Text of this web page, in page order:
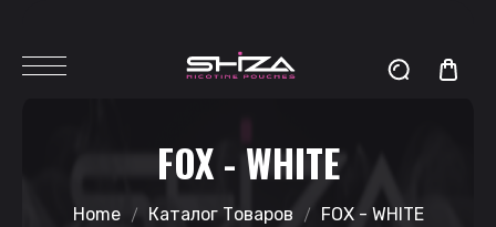
FOX - WHITE
Home Каталог Товаров FOX - WHITE